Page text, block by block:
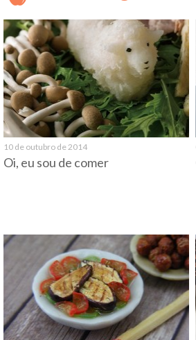
10 de outubro de 2014
Oi, eu sou de comer